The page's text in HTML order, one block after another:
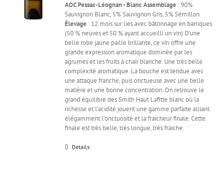
AOC Pessac-Léognan - Blanc Assemblage : 90%
Sauvignon Blanc, 5% Sauvignon Gris, 5% Sémillon
Élevage : 12 mois sur lies avec bâtonnage en barriques
(50 % neuves et 50 % ayant accueilli un vin) D’une
belle robe jaune paille brillante, ce vin offre une
grande expression aromatique dominée par les
agrumes et les fruits à chair blanche. Une très belle
complexité aromatique. La bouche est tendue avec
une attaque franche, puis onctueuse avec une belle
matière et une bonne concentration. On retrouve le
grand équilibre des Smith Haut Lafitte blanc où la
richesse et l’acidité jouent une gamme parfaite alliant
élégamment l’onctuosité et la fraicheur finale. Cette
finale est très belle, très longue, très fraiche.
Details